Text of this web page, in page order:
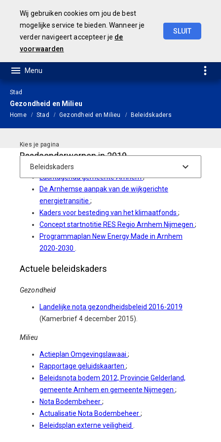
Stad
Gezondheid en Milieu
Home Stad Gezondheid en Milieu Beleidskaders
Raadsonderwerpen in 2019
Luchtagenda gemeente Arnhem;
De Arnhemse aanpak van de wijkgerichte
energietransitie ;
Kaders voor besteding van het klimaatfonds ;
Concept startnotitie RES Regio Arnhem Nijmegen ;
Programmaplan New Energy Made in Arnhem
2020-2030
Actuele beleidskaders
Gezondheid
Landelijke nota gezondheidsbeleid 2016-2019
(Kamerbrief 4 december 2015).
Milieu
Actieplan Omgevingslawaai ;
Rapportage geluidskaarten ;
Beleidsnota bodem 2012, Provincie Gelderland,
gemeente Arnhem en gemeente Nijmegen ;
Nota Bodembeheer;
Actualisatie Nota Bodembeheer;
Beleidsplan externe veiligheid
Wij gebruiken cookies om jou de best
mogelijke service te bieden. Wanneer je
verder navigeert accepteer je de
voorwaarden
SLUIT